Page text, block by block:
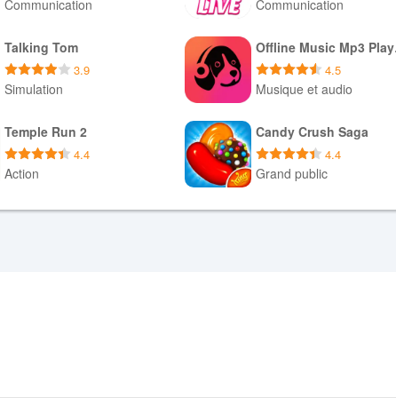
Communication
Téléchargement APK
Communication
Téléchargement APK
Talking Tom
3.9
Simulation
Téléchargement APK
4.5
Musique et audio
Téléchargement APK
Temple Run 2
4.4
Action
Téléchargement APK
Candy Crush Saga
4.4
Grand public
Téléchargement APK